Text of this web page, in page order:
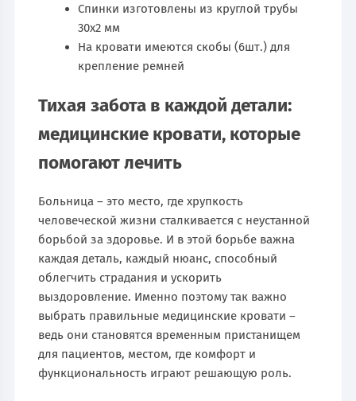
Спинки изготовлены из круглой трубы
30х2 мм
На кровати имеются скобы (6шт.) для
крепление ремней
Тихая забота в каждой детали:
медицинские кровати, которые
помогают лечить
Больница – это место, где хрупкость
человеческой жизни сталкивается с неустанной
борьбой за здоровье. И в этой борьбе важна
каждая деталь, каждый нюанс, способный
облегчить страдания и ускорить
выздоровление. Именно поэтому так важно
выбрать правильные медицинские кровати –
ведь они становятся временным пристанищем
для пациентов, местом, где комфорт и
функциональность играют решающую роль.